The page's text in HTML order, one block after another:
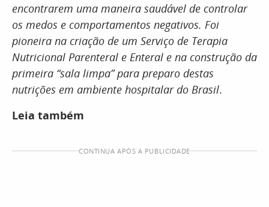
encontrarem uma maneira saudável de controlar
os medos e comportamentos negativos. Foi
pioneira na criação de um Serviço de Terapia
Nutricional Parenteral e Enteral e na construção da
primeira “sala limpa” para preparo destas
nutrições em ambiente hospitalar do Brasil.
Leia também
CONTINUA APÓS A PUBLICIDADE